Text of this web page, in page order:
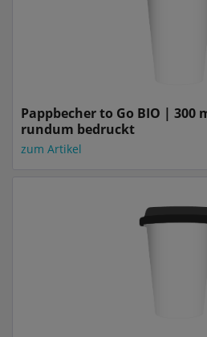
Pappbecher to Go BIO | 300
rundum bedruckt
zum Artikel